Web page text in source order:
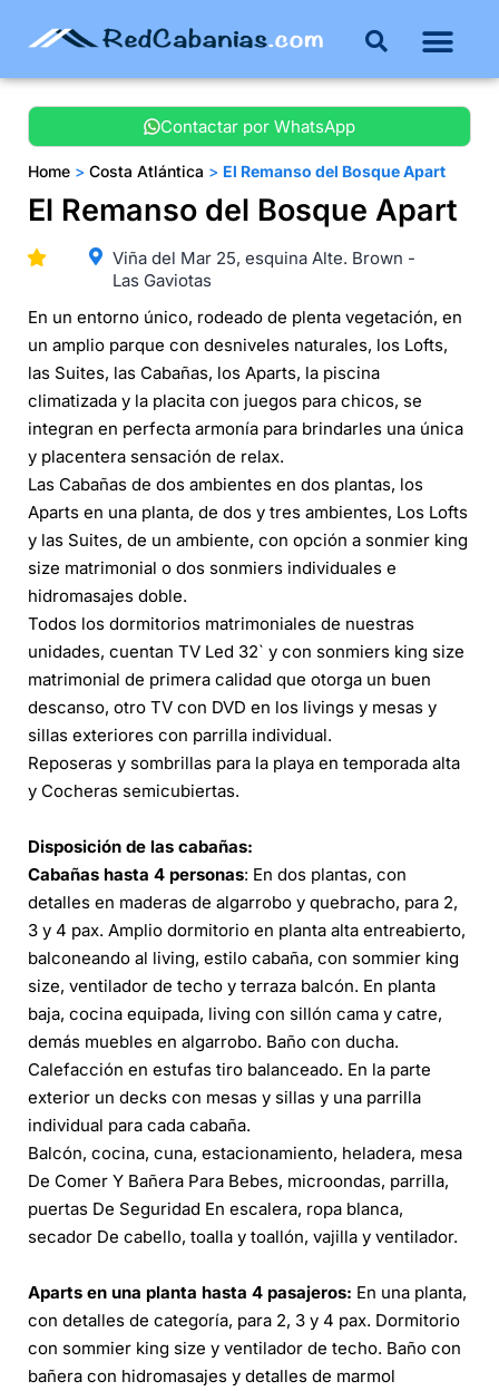
Contactar por WhatsApp
Home > Costa Atlántica > El Remanso del Bosque Apart
El Remanso del Bosque Apart
Viña del Mar 25, esquina Alte. Brown -
Las Gaviotas
En un entorno único, rodeado de plenta vegetación, en
un amplio parque con desniveles naturales, los Lofts,
las Suites, las Cabañas, los Aparts, la piscina
climatizada y la placita con juegos para chicos, se
integran en perfecta armonía para brindarles una única
y placentera sensación de relax.
Las Cabañas de dos ambientes en dos plantas, los
Aparts en una planta, de dos y tres ambientes, Los Lofts
y las Suites, de un ambiente, con opción a sonmier king
size matrimonial o dos sonmiers individuales e
hidromasajes doble.
Todos los dormitorios matrimoniales de nuestras
unidades, cuentan TV Led 32` y con sonmiers king size
matrimonial de primera calidad que otorga un buen
descanso, otro TV con DVD en los livings y mesas y
sillas exteriores con parrilla individual.
Reposeras y sombrillas para la playa en temporada alta
y Cocheras semicubiertas.
Disposición de las cabañas:
Cabañas hasta 4 personas: En dos plantas, con
detalles en maderas de algarrobo y quebracho, para 2,
3 y 4 pax. Amplio dormitorio en planta alta entreabierto,
balconeando al living, estilo cabaña, con sommier king
size, ventilador de techo y terraza balcón. En planta
baja, cocina equipada, living con sillón cama y catre,
demás muebles en algarrobo. Baño con ducha.
Calefacción en estufas tiro balanceado. En la parte
exterior un decks con mesas y sillas y una parrilla
individual para cada cabaña.
Balcón, cocina, cuna, estacionamiento, heladera, mesa
De Comer Y Bañera Para Bebes, microondas, parrilla,
puertas De Seguridad En escalera, ropa blanca,
secador De cabello, toalla y toallón, vajilla y ventilador.
Aparts en una planta hasta 4 pasajeros: En una planta,
con detalles de categoría, para 2, 3 y 4 pax. Dormitorio
con sommier king size y ventilador de techo. Baño con
bañera con hidromasajes y detalles de marmol